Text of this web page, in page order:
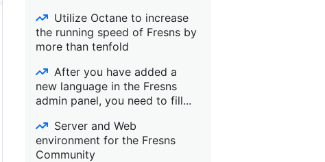
Utilize Octane to increase
the running speed of Fresns by
more than tenfold
After you have added a
new language in the Fresns
admin panel, you need to fill...
Server and Web
environment for the Fresns
Community